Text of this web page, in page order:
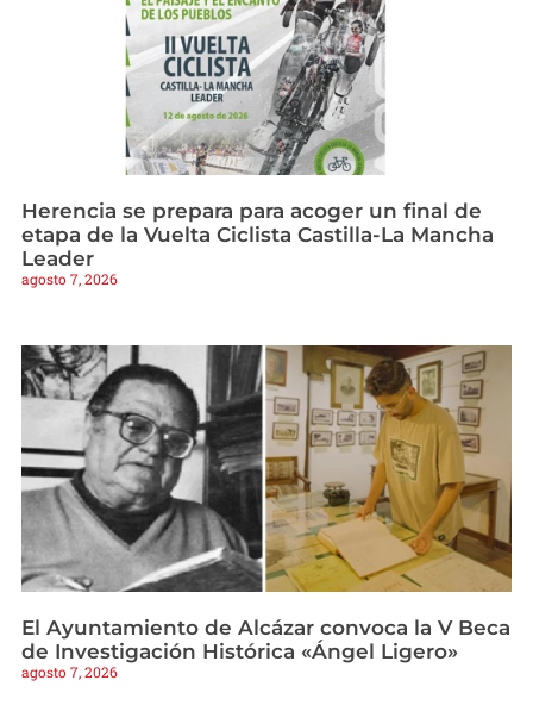
Herencia se prepara para acoger un final de
etapa de la Vuelta Ciclista Castilla-La Mancha
Leader
agosto 7, 2026
El Ayuntamiento de Alcázar convoca la V Beca
de Investigación Histórica «Ángel Ligero»
agosto 7, 2026